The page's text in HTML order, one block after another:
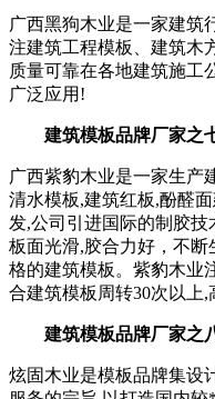
广西黑狗木业是一家建筑
注建筑工程模板、建筑木
质量可靠在各地建筑施工
广泛应用!
建筑模板品牌厂家之
广西紫豹木业是一家生产
清水模板,建筑红板,酚醛
发,公司引进国际的制胶
板面光滑,胶合力好，不
格的建筑模板。紫豹木业
合建筑模板周转30次以上,
建筑模板品牌厂家之
炫固木业是模板品牌集设